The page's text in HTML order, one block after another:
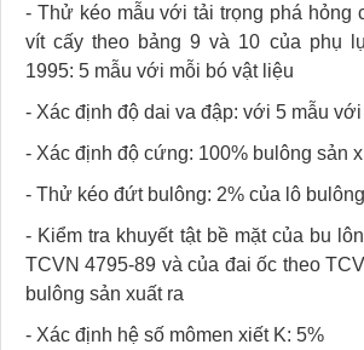
- Thử kéo mẫu với tải trọng phá hỏng
vít cấy theo bảng 9 và 10 của phụ
1995: 5 mẫu với mỗi bó vật liệu
- Xác định độ dai va đập: với 5 mẫu
- Xác định độ cứng: 100% bulông sản
- Thử kéo đứt bulông: 2% của lô bulông
- Kiểm tra khuyết tật bề mặt của bu
TCVN 4795-89 và của đai ốc theo
bulông sản xuất ra
- Xác định hệ số mômen xiết K: 5%